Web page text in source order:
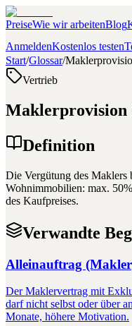
PreiseWie wir arbeitenBlog
AnmeldenKostenlos testen
Start/Glossar/
Vertrieb
Maklerprovision
Definition
Die Vergütung des
Wohnimmobilien: max.
des Kaufpreises.
Verwandte
Alleinauftrag
Der Maklervertrag mit
darf nicht selbst oder über
Monate, höhere Motivation.